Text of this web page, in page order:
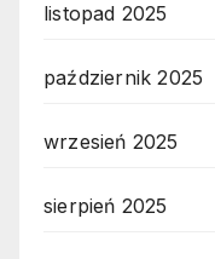
listopad 2025
październik 2025
wrzesień 2025
sierpień 2025